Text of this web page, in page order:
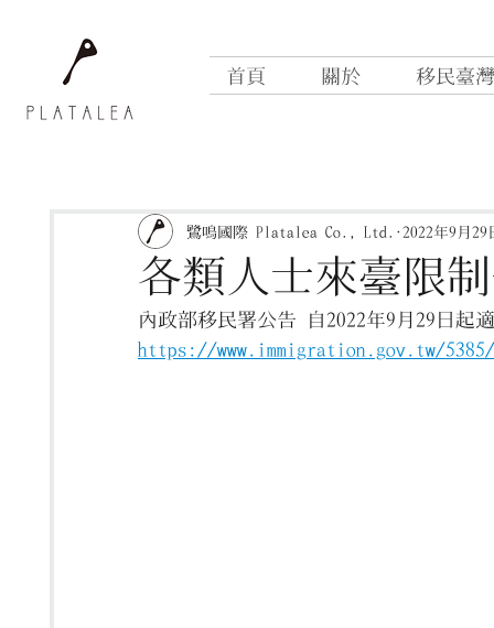
首頁 關於 移民臺灣
各類人士來臺限
鷺鳴國際 Platalea Co., Ltd. 2022年9月29
內政部移民署公告 自2022年9月29日
https://www.immigration.gov.tw/5385/